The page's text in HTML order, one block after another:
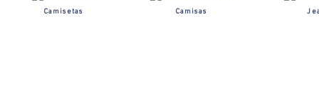
Camisetas Camisas